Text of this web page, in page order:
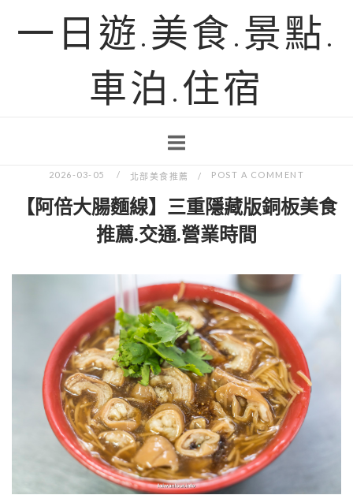
一日遊.美食.景點.
車泊.住宿
2026-03-05 北部美食推薦 POST A COMMENT
【阿倍大腸麵線】三重隱藏版銅板美食
推薦.交通.營業時間